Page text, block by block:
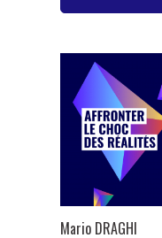
Mario DRAGHI